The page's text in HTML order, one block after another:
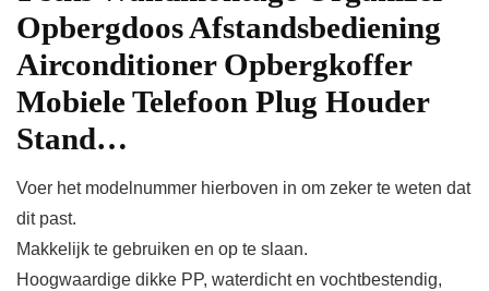
Opbergdoos Afstandsbediening
Airconditioner Opbergkoffer
Mobiele Telefoon Plug Houder
Stand…
Voer het modelnummer hierboven in om zeker te weten dat
dit past.
Makkelijk te gebruiken en op te slaan.
Hoogwaardige dikke PP, waterdicht en vochtbestendig,